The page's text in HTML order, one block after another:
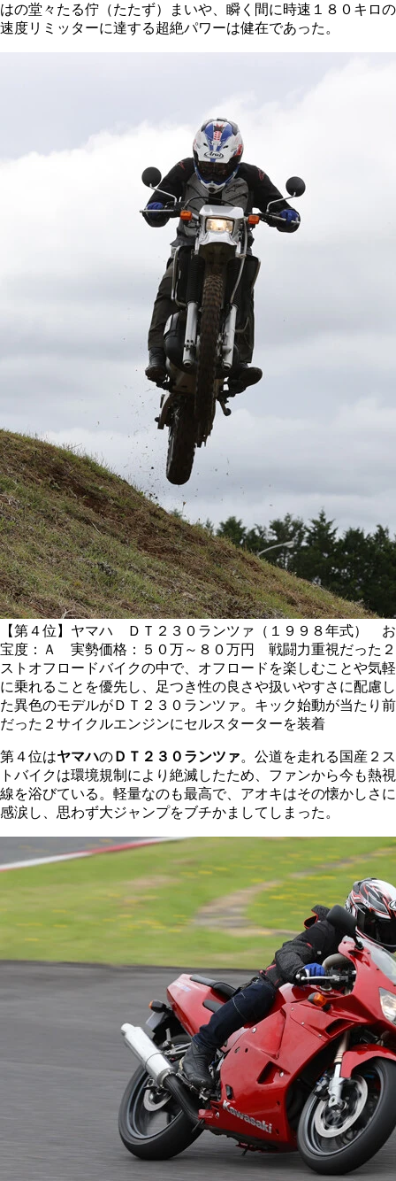
はの堂々たる佇（たたず）まいや、瞬く間に時速１８０キロの
速度リミッターに達する超絶パワーは健在であった。
【第４位】ヤマハ ＤＴ２３０ランツァ（１９９８年式） お
宝度：Ａ 実勢価格：５０万～８０万円 戦闘力重視だった２
ストオフロードバイクの中で、オフロードを楽しむことや気軽
に乗れることを優先し、足つき性の良さや扱いやすさに配慮し
た異色のモデルがＤＴ２３０ランツァ。キック始動が当たり前
だった２サイクルエンジンにセルスターターを装着
第４位はヤマハのＤＴ２３０ランツァ。公道を走れる国産２ス
トバイクは環境規制により絶滅したため、ファンから今も熱視
線を浴びている。軽量なのも最高で、アオキはその懐かしさに
感涙し、思わず大ジャンプをブチかましてしまった。